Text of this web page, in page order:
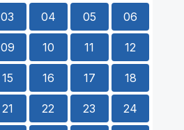
03 04 05 06
09 10 11 12
15 16 17 18
21 22 23 24